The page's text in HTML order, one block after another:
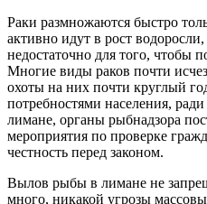
Раки размножаются быстро
активно идут в рост
недостаточно для того, чтобы
Многие виды раков почти
охоты на них почти круглый
потребностями населения,
лимане, органы рыбнадзора
мероприятия по проверке
честность перед законом.
Вылов рыбы в лимане не
много, никакой угрозы